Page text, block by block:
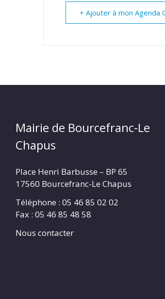
+ Ajouter à mon Agenda
Mairie de Bourcefranc-Le
Chapus
Place Henri Barbusse – BP 65
17560 Bourcefranc-Le Chapus
Téléphone : 05 46 85 02 02
Fax : 05 46 85 48 58
Nous contacter